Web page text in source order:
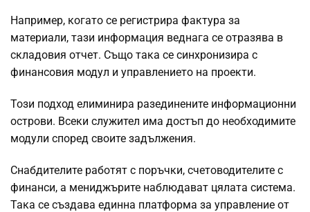
Например, когато се регистрира фактура за
материали, тази информация веднага се отразява в
складовия отчет. Също така се синхронизира с
финансовия модул и управлението на проекти.
Този подход елиминира разединените информационни
острови. Всеки служител има достъп до необходимите
модули според своите задължения.
Снабдителите работят с поръчки, счетоводителите с
финанси, а мениджърите наблюдават цялата система.
Така се създава единна платформа за управление от